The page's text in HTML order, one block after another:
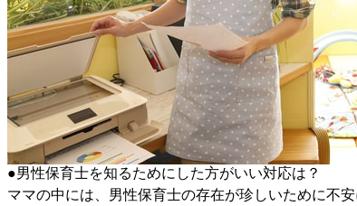
●男性保育士を知るためにした方がいい対応は？
ママの中には、男性保育士の存在が珍しいために不